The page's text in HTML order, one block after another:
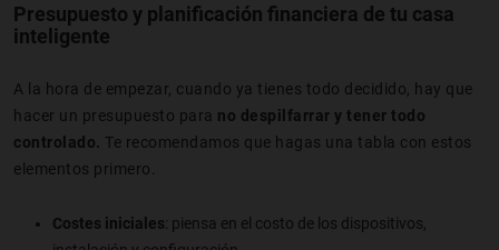
Presupuesto y planificación financiera de tu casa
inteligente
A la hora de empezar, cuando ya tienes todo decidido, hay que
hacer un presupuesto para no despilfarrar y tener todo
controlado. Te recomendamos que hagas una tabla con estos
elementos primero.
Costes iniciales: piensa en el costo de los dispositivos,